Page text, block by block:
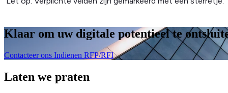
Klaar om uw digitale potentieel te
Contacteer ons Indienen RFP/RFI
Laten we praten